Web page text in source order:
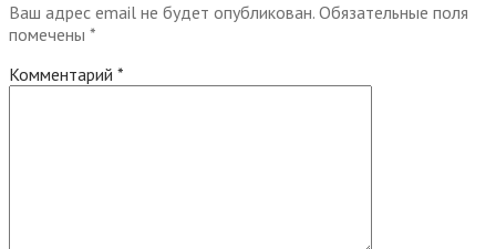
Ваш адрес email не будет опубликован. Обязательные поля
помечены *
Комментарий *